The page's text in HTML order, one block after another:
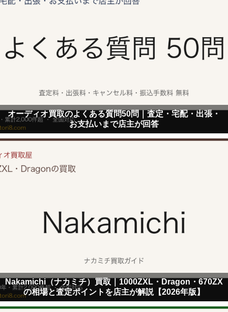
オーディオ買取のよくある質問50問｜査定・宅配・出張・
お支払いまで店主が回答
Nakamichi（ナカミチ）買取｜1000ZXL・Dragon・670ZX
の相場と査定ポイントを店主が解説【2026年版】